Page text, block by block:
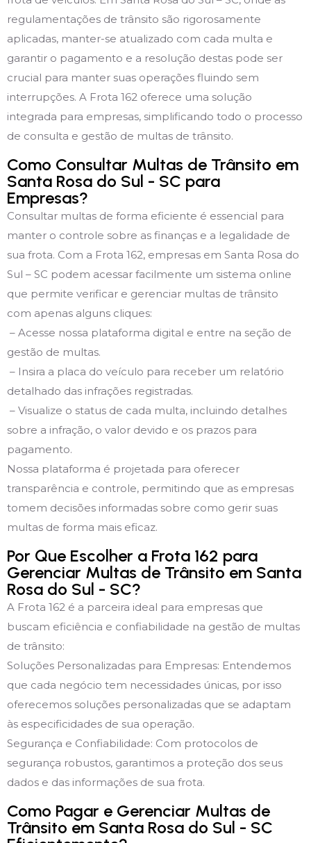
regulamentações de trânsito são rigorosamente
aplicadas, manter-se atualizado com cada multa e
garantir o pagamento e a resolução destas pode ser
crucial para manter suas operações fluindo sem
interrupções. A Frota 162 oferece uma solução
integrada para empresas, simplificando todo o processo
de consulta e gestão de multas de trânsito.
Como Consultar Multas de Trânsito em
Santa Rosa do Sul - SC para
Empresas?
Consultar multas de forma eficiente é essencial para
manter o controle sobre as finanças e a legalidade de
sua frota. Com a Frota 162, empresas em Santa Rosa do
Sul – SC podem acessar facilmente um sistema online
que permite verificar e gerenciar multas de trânsito
com apenas alguns cliques:
– Acesse nossa plataforma digital e entre na seção de
gestão de multas.
– Insira a placa do veículo para receber um relatório
detalhado das infrações registradas.
– Visualize o status de cada multa, incluindo detalhes
sobre a infração, o valor devido e os prazos para
pagamento.
Nossa plataforma é projetada para oferecer
transparência e controle, permitindo que as empresas
tomem decisões informadas sobre como gerir suas
multas de forma mais eficaz.
Por Que Escolher a Frota 162 para
Gerenciar Multas de Trânsito em Santa
Rosa do Sul - SC?
A Frota 162 é a parceira ideal para empresas que
buscam eficiência e confiabilidade na gestão de multas
de trânsito:
Soluções Personalizadas para Empresas: Entendemos
que cada negócio tem necessidades únicas, por isso
oferecemos soluções personalizadas que se adaptam
às especificidades de sua operação.
Segurança e Confiabilidade: Com protocolos de
segurança robustos, garantimos a proteção dos seus
dados e das informações de sua frota.
Como Pagar e Gerenciar Multas de
Trânsito em Santa Rosa do Sul - SC